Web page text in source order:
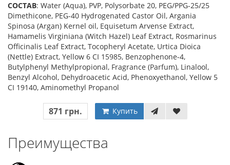
СОСТАВ: Water (Aqua), PVP, Polysorbate 20, PEG/PPG-25/25
Dimethicone, PEG-40 Hydrogenated Castor Oil, Argania
Spinosa (Argan) Kernel oil, Equisetum Arvense Extract,
Hamamelis Virginiana (Witch Hazel) Leaf Extract, Rosmarinus
Officinalis Leaf Extract, Tocopheryl Acetate, Urtica Dioica
(Nettle) Extract, Yellow 6 CI 15985, Benzophenone-4,
Butylphenyl Methylpropional, Fragrance (Parfum), Linalool,
Benzyl Alcohol, Dehydroacetic Acid, Phenoxyethanol, Yellow 5
CI 19140, Aminomethyl Propanol
871 грн. Купить
Преимущества